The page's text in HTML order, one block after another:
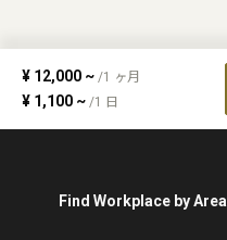
¥ 12,000 ~ /1 ヶ月
¥ 1,100 ~ /1 日
Find Workplace by Area